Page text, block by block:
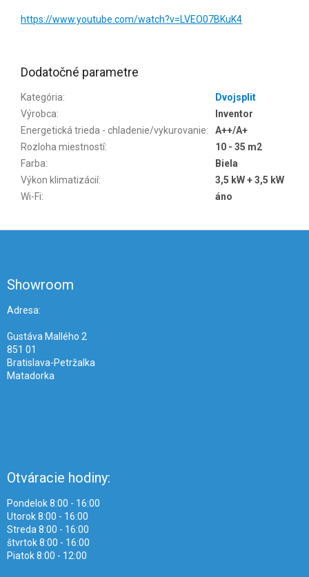
https://www.youtube.com/watch?v=LVEO07BKuK4
Dodatočné parametre
Kategória:
Dvojsplit
Výrobca:
Inventor
Energetická trieda - chladenie/vykurovanie:
A++/A+
Rozloha miestností:
10 - 35 m2
Farba:
Biela
Výkon klimatizácií:
3,5 kW + 3,5 kW
Wi-Fi: áno
Showroom
Adresa:
Gustáva Mallého 2
851 01
Bratislava-Petržalka
Matadorka
Otváracie hodiny:
Pondelok 8:00 - 16:00
Utorok 8:00 - 16:00
Streda 8:00 - 16:00
štvrtok 8:00 - 16:00
Piatok 8:00 - 12:00